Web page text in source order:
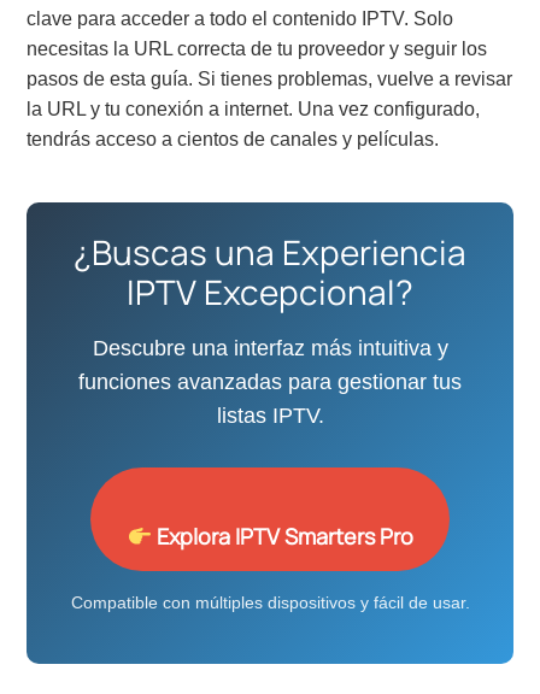
clave para acceder a todo el contenido IPTV. Solo
necesitas la URL correcta de tu proveedor y seguir los
pasos de esta guía. Si tienes problemas, vuelve a revisar
la URL y tu conexión a internet. Una vez configurado,
tendrás acceso a cientos de canales y películas.
¿Buscas una Experiencia
IPTV Excepcional?
Descubre una interfaz más intuitiva y
funciones avanzadas para gestionar tus
listas IPTV.
Explora IPTV Smarters Pro
Compatible con múltiples dispositivos y fácil de usar.